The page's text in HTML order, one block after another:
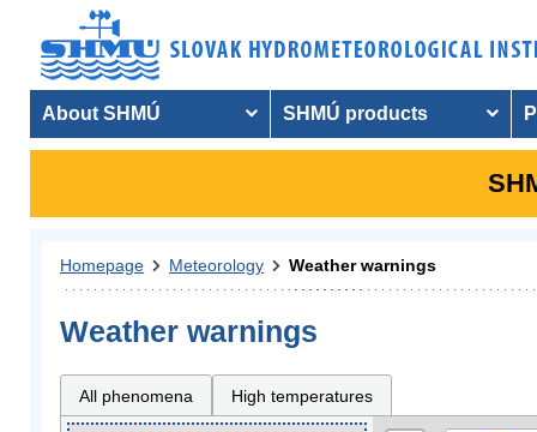
About SHMÚ SHMÚ products
Homepage Meteorology Weather warnings
Weather warnings
All phenomena High temperatures